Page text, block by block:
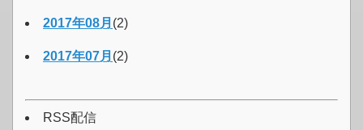
2017年08月 (2)
2017年07月 (2)
RSS配信